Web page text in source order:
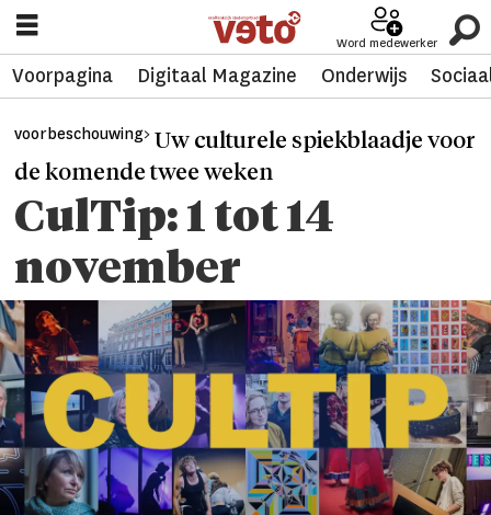
Word medewerker
Voorpagina Digitaal Magazine Onderwijs
voorbeschouwing> Uw culturele spiekblaadje voor
de komende twee weken
CulTip: 1 tot 14
november